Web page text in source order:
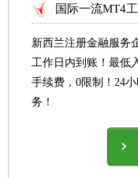
国际一流MT4
新西兰注册金融服务
工作日内到账！最低
手续费，0限制！24
务！